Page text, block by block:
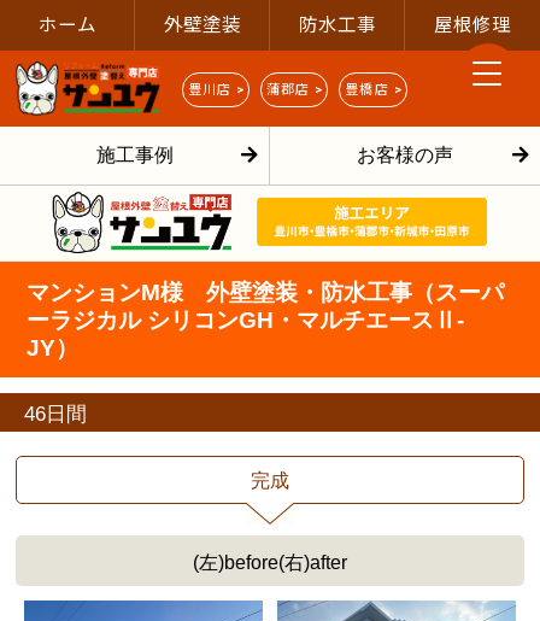
ホーム 外壁塗装 防水工事 屋根修理
豊川店 > 蒲郡店 > 豊橋店 >
施工事例 お客様の声
マンションM様 外壁塗装・防水工事（スーパ
ーラジカル シリコンGH・マルチエースⅡ-
JY）
46日間
完成
(左)before(右)after